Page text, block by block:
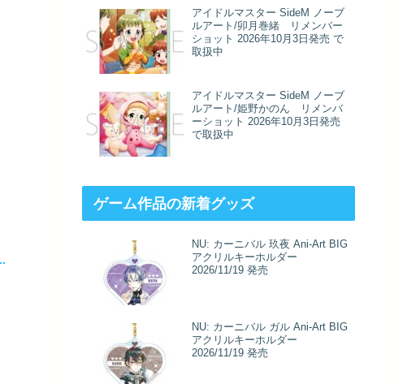
アイドルマスター SideM ノーブ
ルアート/卯月巻緒 リメンバー
ショット 2026年10月3日発売 で
取扱中
アイドルマスター SideM ノーブ
ルアート/姫野かのん リメンバ
ーショット 2026年10月3日発売
で取扱中
ゲーム作品の新着グッズ
NU: カーニバル 玖夜 Ani-Art BIG
アクリルキーホルダー
2026/11/19 発売
NU: カーニバル ガル Ani-Art BIG
アクリルキーホルダー
2026/11/19 発売